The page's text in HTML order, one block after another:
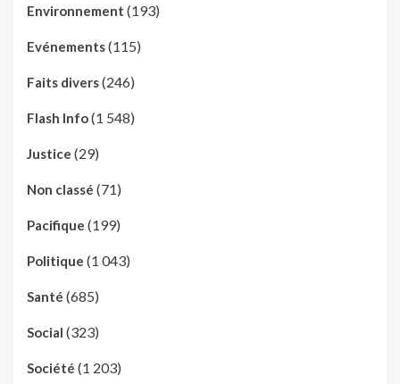
Environnement (193)
Evénements(115)
Faits divers(246)
Flash Info(1 548)
Justice (29)
Non classé (71)
Pacifique (199)
Politique (1 043)
Santé (685)
Social (323)
Société (1 203)